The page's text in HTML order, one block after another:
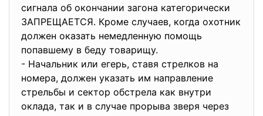
сигнала об окончании загона категорически
ЗАПРЕЩАЕТСЯ. Кроме случаев, когда охотник
должен оказать немедленную помощь
попавшему в беду товарищу.
- Начальник или егерь, ставя стрелков на
номера, должен указать им направление
стрельбы и сектор обстрела как внутри
оклада, так и в случае прорыва зверя через